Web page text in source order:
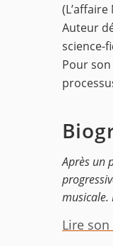
(L’affaire
Auteur
science-
Pour
Après un
musicale.
Lire